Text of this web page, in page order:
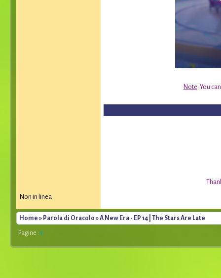
Note: You
Non in linea
Home » Parola di Oracolo » A New Era - EP 14 | The Stars Are Late
Pagine : 1